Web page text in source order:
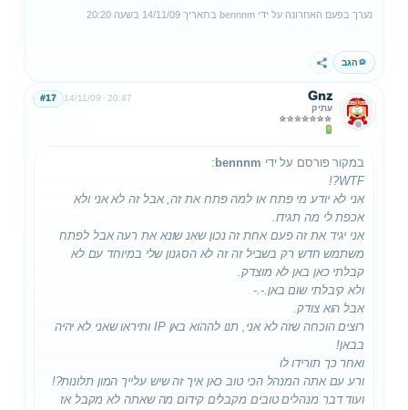
נערך בפעם האחרונה על ידי bennnm בתאריך 14/11/09 בשעה 20:20
הגב שתף
Gnz
עתיק
14/11/09 20:47
#17
במקור פורסם על ידי bennnm
:
WTF?!
אני לא יודע מי פתח או למה פתח את זה, אבל זה לא אני ולא
אכפת לי מה תגידו.
אני יגיד את זה פעם אחת זה נכון שאנ שונא את רעה אבל לפתח
משתמש חדש רק בשביל זה זה לא הסגנון שלי במיוחד עם לא
קבלתי כאן באן לא מוצדק.
ולא קיבלתי שום באן.-.-
אבל הוא צודק.
רוצים הוכחה שזה לא אני, תנו לההוא באן IP ותיראו שאני לא יהיה
בבאן!
ואחר כך תורידו לו
ורע עם אתה המנהל הכי טוב כאן איך זה שיש עלייך המון תלונות?!
ועוד דבר מנהלים טובים מקבלים קידום מה שאתה לא מקבל אז